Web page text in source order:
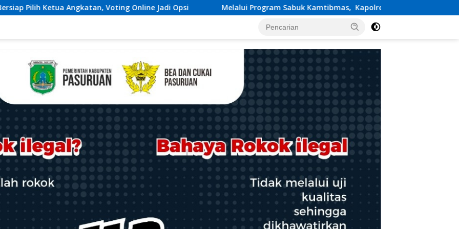
Online Jadi Opsi Melalui Program Sabuk Kamtibmas, Kapolres Karangasem Salurkan Bantuan Sembako